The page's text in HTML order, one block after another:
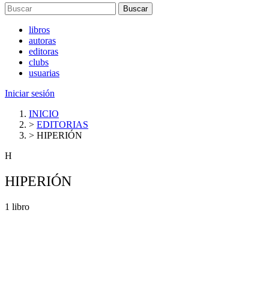
Buscar
libros
autoras
editoras
clubs
usuarias
Iniciar sesión
INICIO
> EDITORIAS
> HIPERIÓN
H
HIPERIÓN
1 libro